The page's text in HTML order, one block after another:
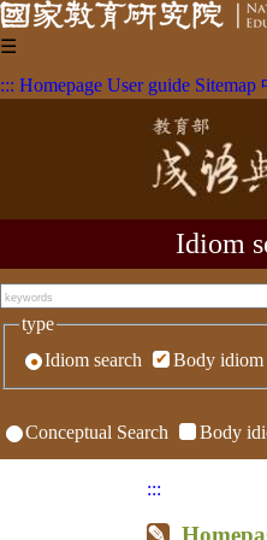
☰
::: Homepage User guide Sitemap
Idiom
type
Idiom search
Body idiom
Conceptual Search Body
:::